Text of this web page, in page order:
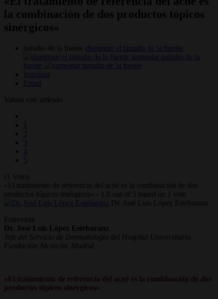
la combinación de dos productos tópicos
sinérgicos»
tamaño de la fuente disminuir el tamaño de la fuente
aumentar tamaño de la
fuente
Imprimir
Email
Valora este artículo
1
2
3
4
5
(1 Voto)
«El tratamiento de referencia del acné es la combinación de dos
productos tópicos sinérgicos» - 1.0 out of 5 based on 1 vote
Dr. José Luis López Estebaranz
Entrevista
Dr. José Luis López Estebaranz
Jefe del Servicio de Dermatología del Hospital Universitario
Fundación Alcorcón. Madrid
«El tratamiento de referencia del acné es la combinación de dos
productos tópicos sinérgicos»